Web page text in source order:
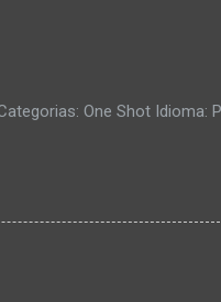
One Shot Idioma: